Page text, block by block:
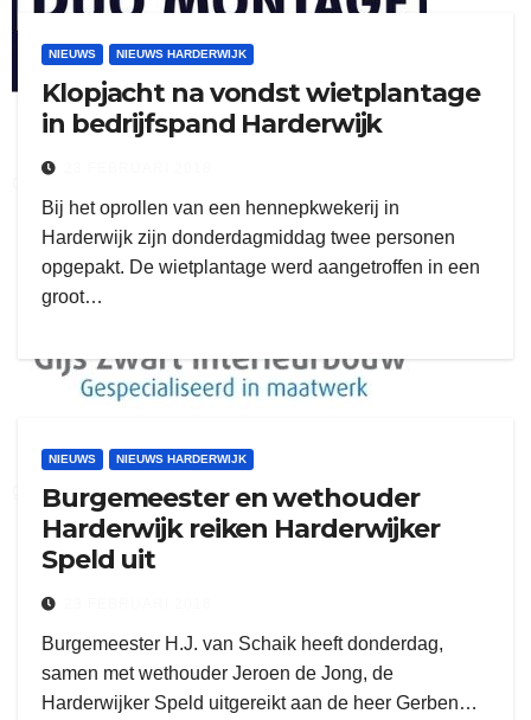
henkvandeberg
duo montage
gijs zwart interieurbouw
NIEUWS NIEUWS HARDERWIJK
Klopjacht na vondst wietplantage
in bedrijfspand Harderwijk
Bij het oprollen van een hennepkwekerij in
Harderwijk zijn donderdagmiddag twee personen
opgepakt. De wietplantage werd aangetroffen in een
groot…
NIEUWS NIEUWS HARDERWIJK
Burgemeester en wethouder
Harderwijk reiken Harderwijker
Speld uit
Burgemeester H.J. van Schaik heeft donderdag,
samen met wethouder Jeroen de Jong, de
Harderwijker Speld uitgereikt aan de heer Gerben…